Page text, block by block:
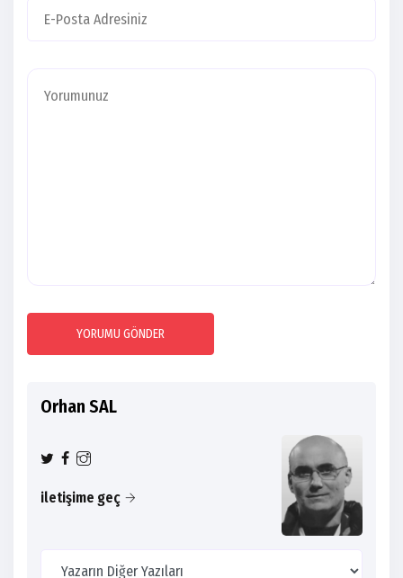
YORUMU GÖNDER
Orhan SAL
iletişime geç